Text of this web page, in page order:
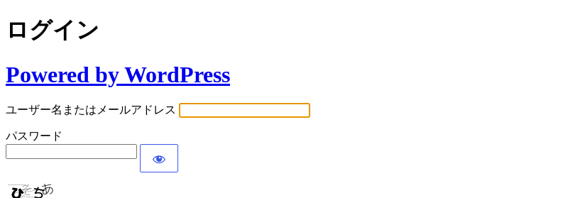
ログイン
Powered by WordPress
ユーザー名またはメールアドレス
パスワード